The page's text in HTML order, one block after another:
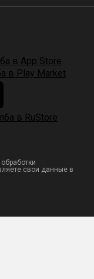
свои данные в